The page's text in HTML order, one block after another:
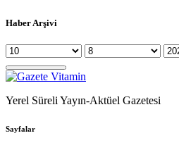
Haber Arşivi
Yerel Süreli Yayın-Aktüel Gazetesi
Sayfalar